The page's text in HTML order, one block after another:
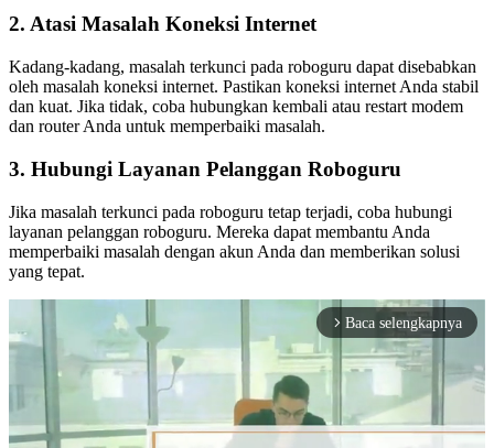
2. Atasi Masalah Koneksi Internet
Kadang-kadang, masalah terkunci pada roboguru dapat disebabkan
oleh masalah koneksi internet. Pastikan koneksi internet Anda stabil
dan kuat. Jika tidak, coba hubungkan kembali atau restart modem
dan router Anda untuk memperbaiki masalah.
3. Hubungi Layanan Pelanggan Roboguru
Jika masalah terkunci pada roboguru tetap terjadi, coba hubungi
layanan pelanggan roboguru. Mereka dapat membantu Anda
memperbaiki masalah dengan akun Anda dan memberikan solusi
yang tepat.
arrow_forward_ios Baca selengkapnya